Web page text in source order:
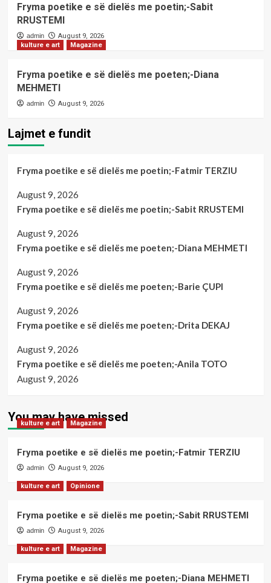
Fryma poetike e së dielës me poetin;-Sabit
RRUSTEMI
admin
August 9, 2026
kulture e art
Magazine
Fryma poetike e së dielës me poeten;-Diana
MEHMETI
admin August 9, 2026
Lajmet e fundit
Fryma poetike e së dielës me poetin;-Fatmir TERZIU
August 9, 2026
Fryma poetike e së dielës me poetin;-Sabit RRUSTEMI
August 9, 2026
Fryma poetike e së dielës me poeten;-Diana MEHMETI
August 9, 2026
Fryma poetike e së dielës me poeten;-Barie ÇUPI
August 9, 2026
Fryma poetike e së dielës me poeten;-Drita DEKAJ
August 9, 2026
Fryma poetike e së dielës me poeten;-Anila TOTO
August 9, 2026
You may have missed
kulture e art Magazine
Fryma poetike e së dielës me poetin;-Fatmir TERZIU
admin August 9, 2026
kulture e art Opinione
Fryma poetike e së dielës me poetin;-Sabit RRUSTEMI
admin August 9, 2026
kulture e art Magazine
Fryma poetike e së dielës me poeten;-Diana MEHMETI